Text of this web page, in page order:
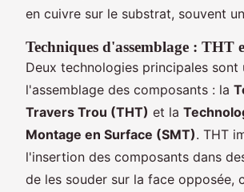
en cuivre sur le substrat, souvent
Techniques d'assemblage : THT
Deux technologies principales sont
l'assemblage des composants : la
Travers Trou (THT) et la
Montage en Surface (SMT). THT
l'insertion des composants dans
de les souder sur la face opposée,